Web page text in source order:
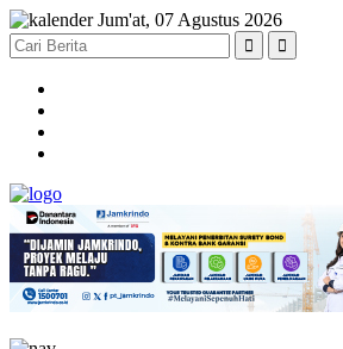
Jum'at, 07 Agustus 2026